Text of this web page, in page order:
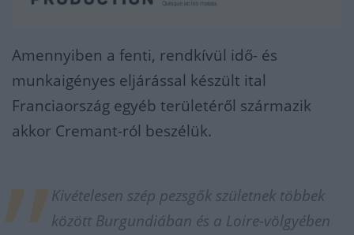
Amennyiben a fenti, rendkívül idő- és
munkaigényes eljárással készült ital
Franciaország egyéb területéről származik
akkor Cremant-ról beszélük.
Kivételesen szép pezsgők születnek többek
között Burgundiában és a Loire-völgyében